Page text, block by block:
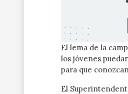
El lema de la
los jóvenes
para que
El